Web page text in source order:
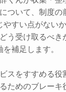
ついて、制度の
やすい点がない
う受け取るべき
を補足します。
スをすすめる役
ためのブレーキ